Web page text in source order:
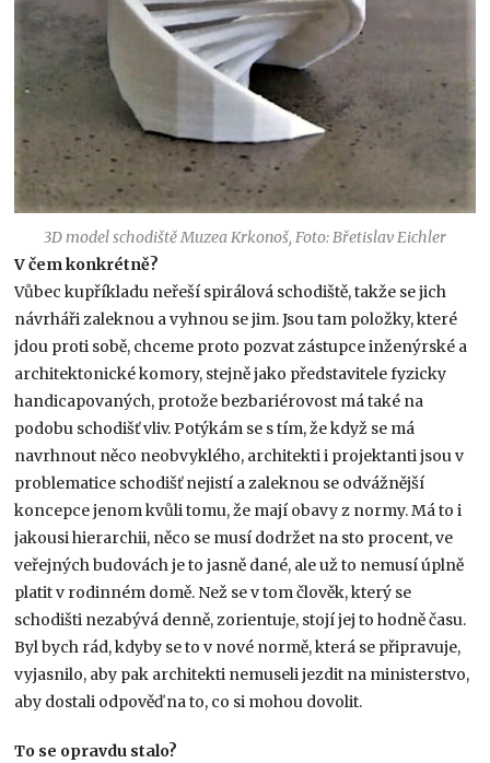
3D model schodiště Muzea Krkonoš, Foto: Břetislav Eichler
V čem konkrétně?
Vůbec kupříkladu neřeší spirálová schodiště, takže se jich
návrháři zaleknou a vyhnou se jim. Jsou tam položky, které
jdou proti sobě, chceme proto pozvat zástupce inženýrské a
architektonické komory, stejně jako představitele fyzicky
handicapovaných, protože bezbariérovost má také na
podobu schodišť vliv. Potýkám se s tím, že když se má
navrhnout něco neobvyklého, architekti i projektanti jsou v
problematice schodišť nejistí a zaleknou se odvážnější
koncepce jenom kvůli tomu, že mají obavy z normy. Má to i
jakousi hierarchii, něco se musí dodržet na sto procent, ve
veřejných budovách je to jasně dané, ale už to nemusí úplně
platit v rodinném domě. Než se v tom člověk, který se
schodišti nezabývá denně, zorientuje, stojí jej to hodně času.
Byl bych rád, kdyby se to v nové normě, která se připravuje,
vyjasnilo, aby pak architekti nemuseli jezdit na ministerstvo,
aby dostali odpověď na to, co si mohou dovolit.
To se opravdu stalo?